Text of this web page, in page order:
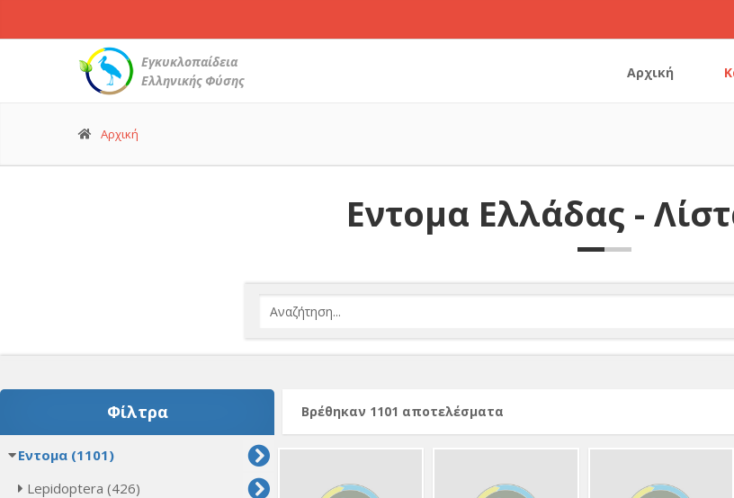
Εγκυκλοπαίδεια
Ελληνικής Φύσης
Αρχική
Αρχική
Εντομα Ελλάδας -
Φίλτρα
Εντομα (1101)
Lepidoptera (426)
Βρέθηκαν 1101 αποτελέσματα